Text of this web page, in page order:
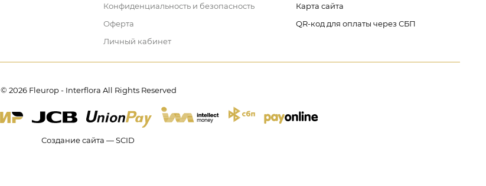
Конфиденциальность и безопасность
Оферта
Личный кабинет
Карта сайта
QR-код для оплаты через СБП
© 2026 Fleurop - Interflora All Rights Reserved
Создание сайта — SCID